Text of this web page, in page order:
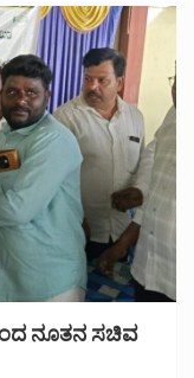
ನೂತನ ಸಚಿವ